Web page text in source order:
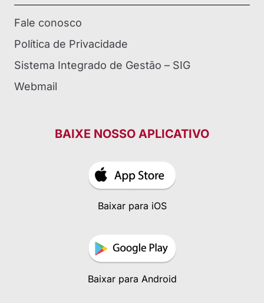
Fale conosco
Política de Privacidade
Sistema Integrado de Gestão – SIG
Webmail
BAIXE NOSSO APLICATIVO
Baixar para iOS
Baixar para Android